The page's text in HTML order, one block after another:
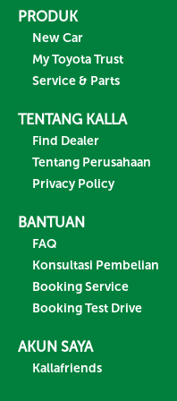
PRODUK
New Car
My Toyota Trust
Service & Parts
TENTANG KALLA
Find Dealer
Tentang Perusahaan
Privacy Policy
BANTUAN
FAQ
Konsultasi Pembelian
Booking Service
Booking Test Drive
AKUN SAYA
Kallafriends